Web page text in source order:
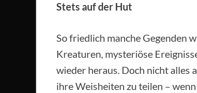
Stets auf der Hut
So friedlich manche Gegenden
Kreaturen, mysteriöse
wieder heraus. Doch nicht alles
ihre Weisheiten zu teilen –